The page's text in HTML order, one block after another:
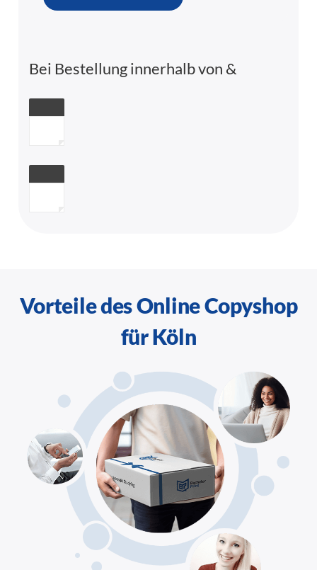
Bei Bestellung innerhalb von &
Vorteile des Online Copyshop
für Köln